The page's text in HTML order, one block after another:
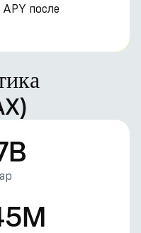
после